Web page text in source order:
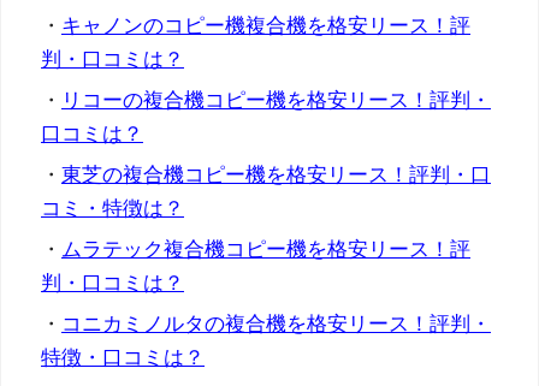
・ キャノンのコピー機複合機を格安リース！評
判・口コミは？
・ リコーの複合機コピー機を格安リース！評判・
口コミは？
・ 東芝の複合機コピー機を格安リース！評判・口
コミ・特徴は？
・ ムラテック複合機コピー機を格安リース！評
判・口コミは？
・ コニカミノルタの複合機を格安リース！評判・
特徴・口コミは？